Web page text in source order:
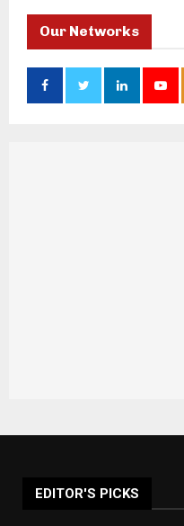
Our Networks
EDITOR'S PICKS